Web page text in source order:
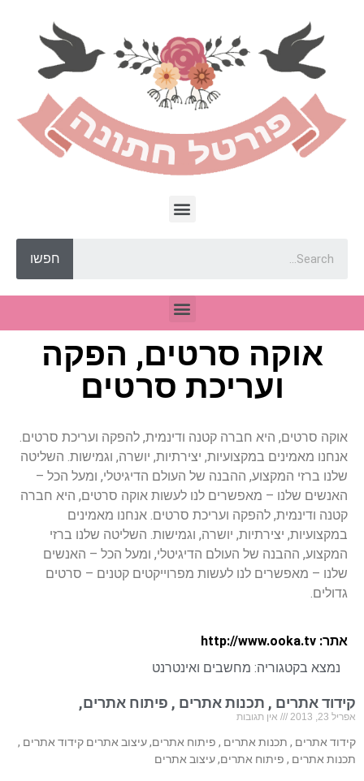
חפשו
אוקה סרטים, הפקה
ועריכת סרטים
אוקה סרטים, היא חברה קטנה ודינמית, להפקה ועריכת סרטים.
אנחנו מאמינים במקצועיות, יצירתיות, יושרה, וגמישות. השליטה
שלנו ברזי המקצוע, ההבנה של העולם הדיגיטלי, ומעל הכל –
האנשים שלנו – מאפשרים לנו לעשות אוקה סרטים, היא חברה
קטנה ודינמית, להפקה ועריכת סרטים. אנחנו מאמינים
במקצועיות, יצירתיות, יושרה, וגמישות. השליטה שלנו ברזי
המקצוע, ההבנה של העולם הדיגיטלי, ומעל הכל – האנשים
שלנו – מאפשרים לנו לעשות מפרוייקטים קטנים – סרטים
גדולים.
אתר: http://www.ooka.tv
נמצא בקטגוריה: מחשבים ואינטרנט
קידוד אתרים , תכנות אתרים , פיתוח אתרים,
אפריל 23, 2013 אין תגובות
קידוד אתרים , תכנות אתרים , פיתוח אתרים, עיצוב אתרים קידוד אתרים ,
תכנות אתרים , פיתוח אתרים, עיצוב אתרים